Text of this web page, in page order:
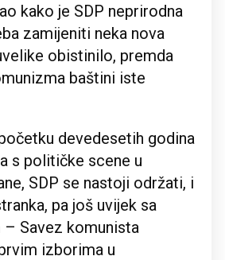
kako je SDP neprirodna
zamijeniti neka nova
obistinilo, premda
baštini iste
devedesetih godina
s političke scene u
SDP se nastoji održati, i
pa još uvijek sa
Savez komunista
izborima u